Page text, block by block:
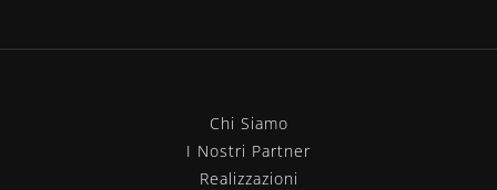
Chi Siamo
I Nostri Partner
Realizzazioni